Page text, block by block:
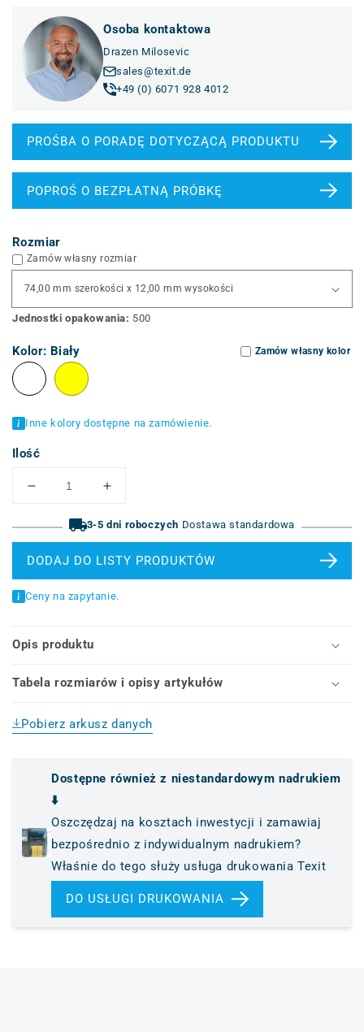
Osoba kontaktowa
Drazen Milosevic
sales@texit.de
+49 (0) 6071 928 4012
PROŚBA O PORADĘ DOTYCZĄCĄ PRODUKTU
POPROŚ O BEZPŁATNĄ PRÓBKĘ
Rozmiar
Zamów własny rozmiar
Jednostki opakowania: 500
Kolor: Biały Zamów własny kolor
Inne kolory dostępne na zamówienie.
Ilość
Zmniejsz
znaczników
kabli
bez
opasek
kablowych
Zwiększ
znaczników
kabli
bez
opasek
kablowych
3-5 dni roboczych Dostawa standardowa
DODAJ DO LISTY PRODUKTÓW
Ceny na zapytanie.
Opis produktu
Tabela rozmiarów i opisy artykułów
Pobierz arkusz danych
Dostępne również z niestandardowym nadrukiem
⬇️
Oszczędzaj na kosztach inwestycji i zamawiaj
bezpośrednio z indywidualnym nadrukiem?
Właśnie do tego służy usługa drukowania Texit
DO USŁUGI DRUKOWANIA